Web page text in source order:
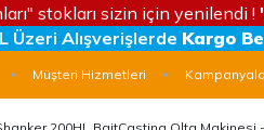
stokları sizin için yenilendi !
Üzeri Alışverişlerde Kargo
Müşteri Hizmetleri